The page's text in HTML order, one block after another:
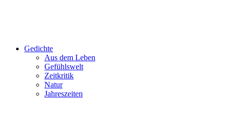
Gedichte
Aus dem Leben
Gefühlswelt
Zeitkritik
Natur
Jahreszeiten